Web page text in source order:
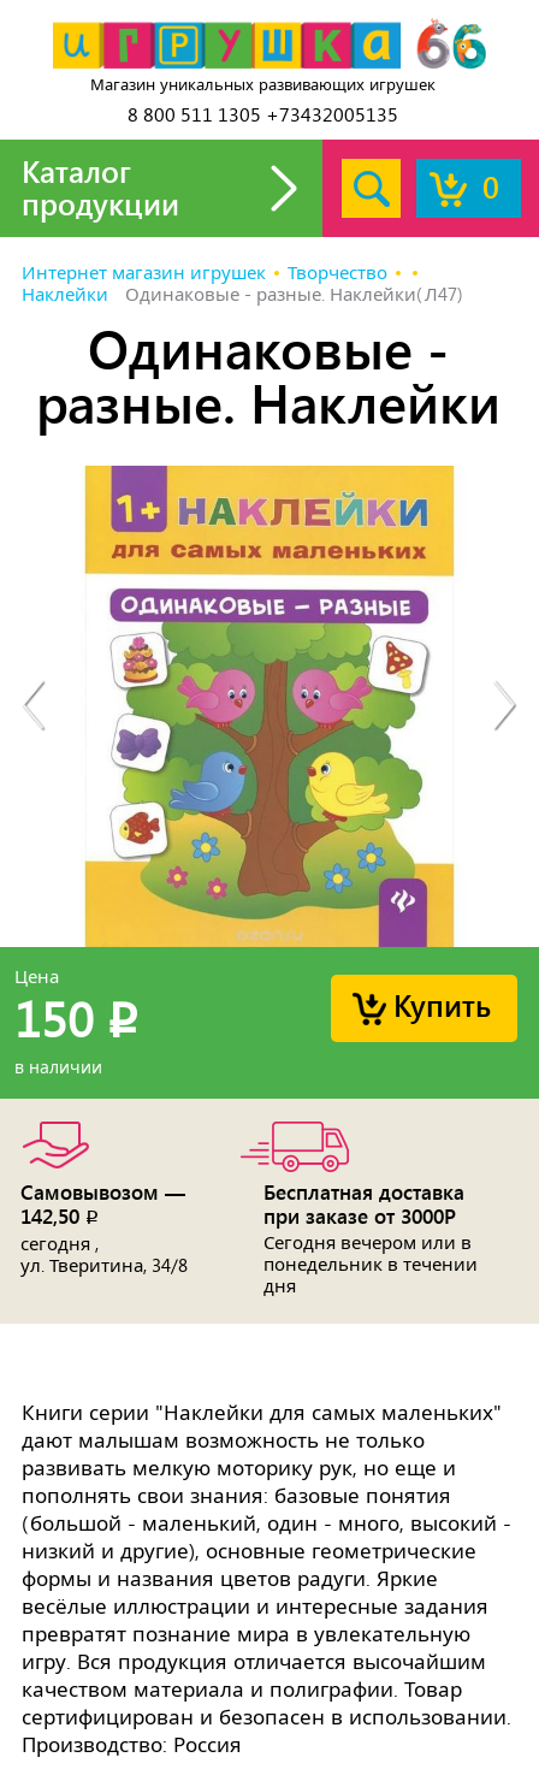
Магазин уникальных развивающих игрушек
8 800 511 1305 +73432005135
0
Каталог
продукции
Интернет магазин игрушек
Творчество
Наклейки
Одинаковые - разные. Наклейки(Л47)
Одинаковые -
разные. Наклейки
Купить
Цена
150 p
в наличии
Самовывозом —
142,50 p
сегодня ,
ул. Тверитина, 34/8
Бесплатная доставка
при заказе от 3000Р
Сегодня вечером или в
понедельник в течении
дня
Книги серии "Наклейки для самых маленьких"
дают малышам возможность не только
развивать мелкую моторику рук, но еще и
пополнять свои знания: базовые понятия
(большой - маленький, один - много, высокий -
низкий и другие), основные геометрические
формы и названия цветов радуги. Яркие
весёлые иллюстрации и интересные задания
превратят познание мира в увлекательную
игру. Вся продукция отличается высочайшим
качеством материала и полиграфии. Товар
сертифицирован и безопасен в использовании.
Производство: Россия